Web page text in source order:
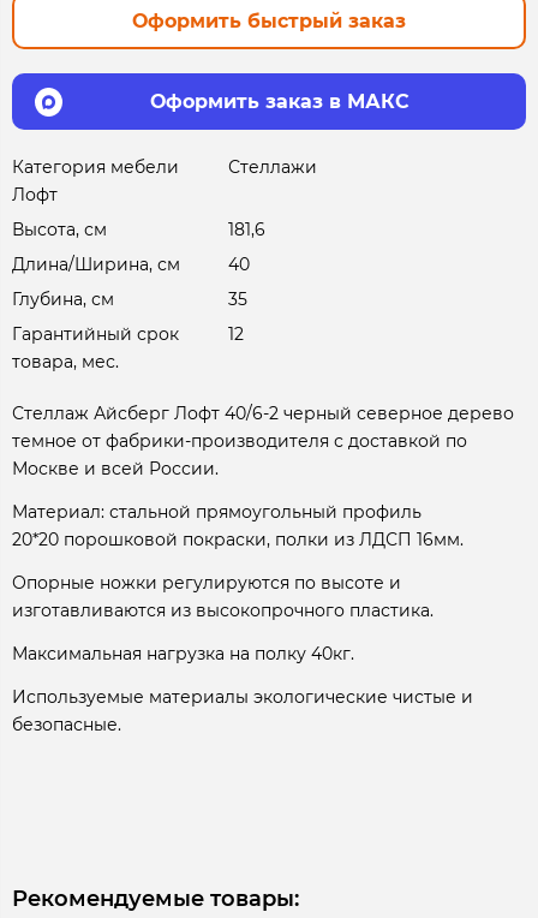
Оформить быстрый заказ
Оформить заказ в МАКС
Категория мебели
Лофт
Стеллажи
Высота, см
181,6
Длина/Ширина, см
40
Глубина, см
35
Гарантийный срок
товара, мес.
12
Стеллаж Айсберг Лофт 40/6-2 черный северное дерево
темное от фабрики-производителя с доставкой по
Москве и всей России.
Материал: стальной прямоугольный профиль
20*20 порошковой покраски, полки из ЛДСП 16мм.
Опорные ножки регулируются по высоте и
изготавливаются из высокопрочного пластика.
Максимальная нагрузка на полку 40кг.
Используемые материалы экологические чистые и
безопасные.
Рекомендуемые товары: